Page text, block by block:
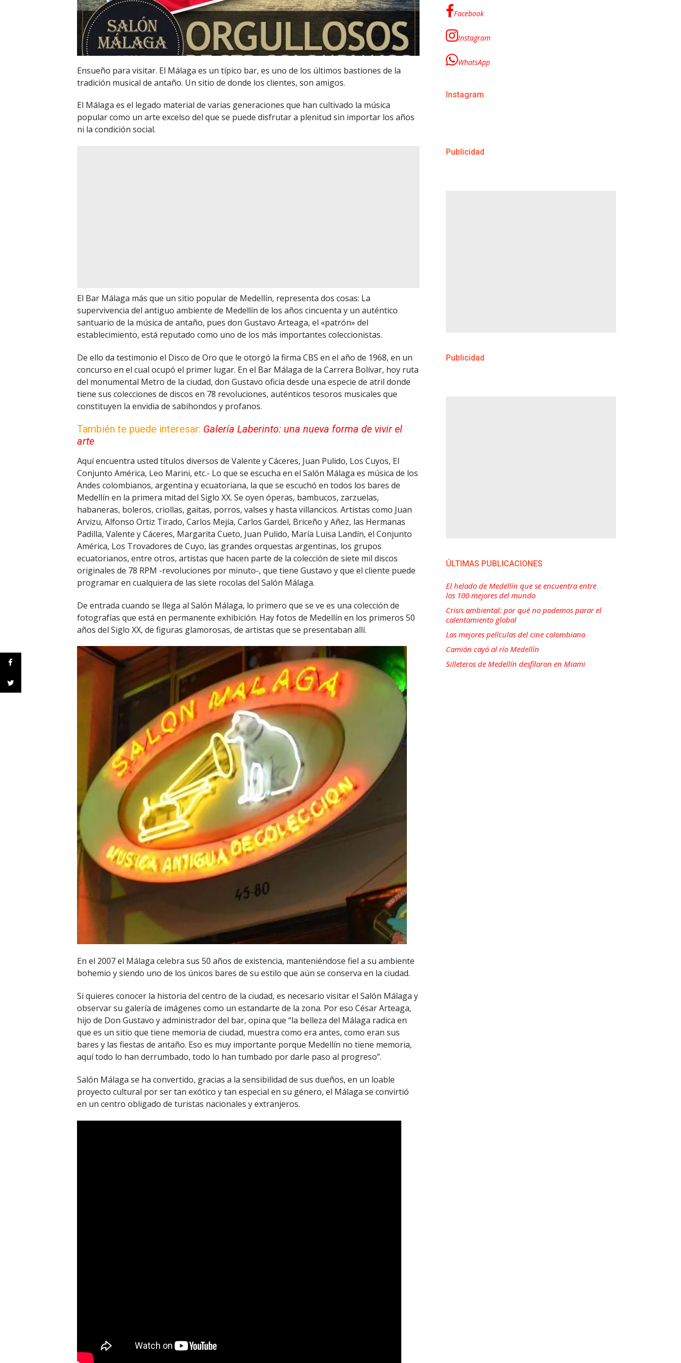
Ensueño para visitar. El Málaga es un típico bar, es uno de los últimos bastiones de la
tradición musical de antaño. Un sitio de donde los clientes, son amigos.
El Málaga es el legado material de varias generaciones que han cultivado la música
popular como un arte excelso del que se puede disfrutar a plenitud sin importar los años
ni la condición social.
El Bar Málaga más que un sitio popular de Medellín, representa dos cosas: La
supervivencia del antiguo ambiente de Medellín de los años cincuenta y un auténtico
santuario de la música de antaño, pues don Gustavo Arteaga, el «patrón» del
establecimiento, está reputado como uno de los más importantes coleccionistas.
De ello da testimonio el Disco de Oro que le otorgó la firma CBS en el año de 1968, en un
concurso en el cual ocupó el primer lugar. En el Bar Málaga de la Carrera Bolívar, hoy ruta
del monumental Metro de la ciudad, don Gustavo oficia desde una especie de atril donde
tiene sus colecciones de discos en 78 revoluciones, auténticos tesoros musicales que
constituyen la envidia de sabihondos y profanos.
También te puede interesar: Galería Laberinto: una nueva forma de vivir el
arte
Aquí encuentra usted títulos diversos de Valente y Cáceres, Juan Pulido, Los Cuyos, El
Conjunto América, Leo Marini, etc.- Lo que se escucha en el Salón Málaga es música de los
Andes colombianos, argentina y ecuatoriana, la que se escuchó en todos los bares de
Medellín en la primera mitad del Siglo XX. Se oyen óperas, bambucos, zarzuelas,
habaneras, boleros, criollas, gaitas, porros, valses y hasta villancicos. Artistas como Juan
Arvizu, Alfonso Ortiz Tirado, Carlos Mejía, Carlos Gardel, Briceño y Añez, las Hermanas
Padilla, Valente y Cáceres, Margarita Cueto, Juan Pulido, María Luisa Landín, el Conjunto
América, Los Trovadores de Cuyo, las grandes orquestas argentinas, los grupos
ecuatorianos, entre otros, artistas que hacen parte de la colección de siete mil discos
originales de 78 RPM -revoluciones por minuto-, que tiene Gustavo y que el cliente puede
programar en cualquiera de las siete rocolas del Salón Málaga.
De entrada cuando se llega al Salón Málaga, lo primero que se ve es una colección de
fotografías que está en permanente exhibición. Hay fotos de Medellín en los primeros 50
años del Siglo XX, de figuras glamorosas, de artistas que se presentaban allí.
En el 2007 el Málaga celebra sus 50 años de existencia, manteniéndose fiel a su ambiente
bohemio y siendo uno de los únicos bares de su estilo que aún se conserva en la ciudad.
Si quieres conocer la historia del centro de la ciudad, es necesario visitar el Salón Málaga y
observar su galería de imágenes como un estandarte de la zona. Por eso César Arteaga,
hijo de Don Gustavo y administrador del bar, opina que “la belleza del Málaga radica en
que es un sitio que tiene memoria de ciudad, muestra como era antes, como eran sus
bares y las fiestas de antaño. Eso es muy importante porque Medellín no tiene memoria,
aquí todo lo han derrumbado, todo lo han tumbado por darle paso al progreso”.
Salón Málaga se ha convertido, gracias a la sensibilidad de sus dueños, en un loable
proyecto cultural por ser tan exótico y tan especial en su género, el Málaga se convirtió
en un centro obligado de turistas nacionales y extranjeros.
Facebook
Instagram
WhatsApp
Instagram
Publicidad
Publicidad
ÚLTIMAS PUBLICACIONES
El helado de Medellín que se encuentra entre
los 100 mejores del mundo
Crisis ambiental: por qué no podemos parar el
calentamiento global
Las mejores películas del cine colombiano
Camión cayó al río Medellín
Silleteros de Medellín desfilaron en Miami